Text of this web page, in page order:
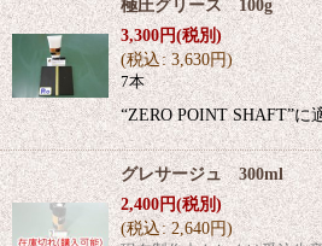
極圧グリース 100g
3,300円(税別)
(税込: 3,630円)
7本
“ZERO POINT SHAFT”に
グレサージュ 300ml
2,400円(税別)
(税込: 2,640円)